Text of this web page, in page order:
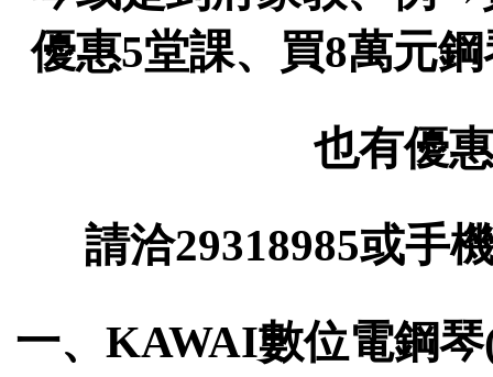
優惠5堂課、買8萬元
也有優
請洽29318985或手
一、KAWAI數位電鋼